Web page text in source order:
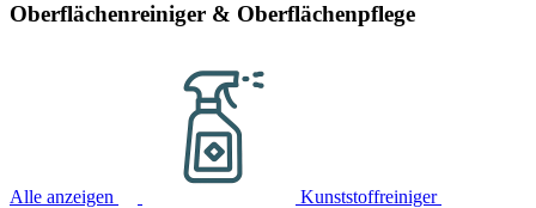
Oberflächenreiniger & Oberflächenpflege
Alle anzeigen Kunststoffreiniger